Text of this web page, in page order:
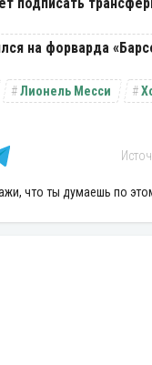
на форварда
Лионель Месси
что ты думаешь по